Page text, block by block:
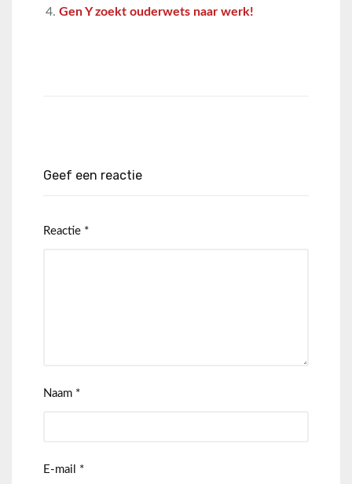
Gen Y zoekt ouderwets naar werk!
Geef een reactie
Reactie *
Naam *
E-mail *